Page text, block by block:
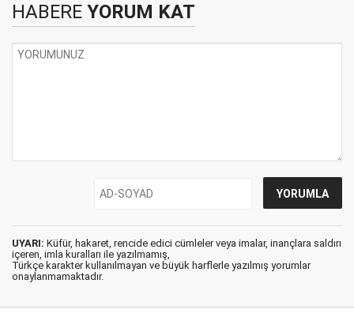
HABERE YORUM KAT
UYARI: Küfür, hakaret, rencide edici cümleler veya imalar, inançlara saldırı
içeren, imla kuralları ile yazılmamış,
Türkçe karakter kullanılmayan ve büyük harflerle yazılmış yorumlar
onaylanmamaktadır.